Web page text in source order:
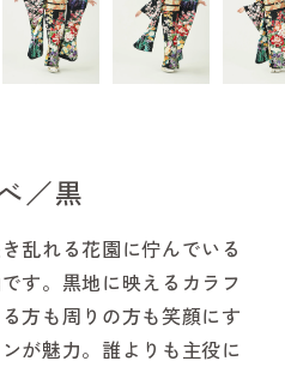
／黒
乱れる花園に佇んでいる
す。黒地に映えるカラフ
方も周りの方も笑顔にす
が魅力。誰よりも主役に